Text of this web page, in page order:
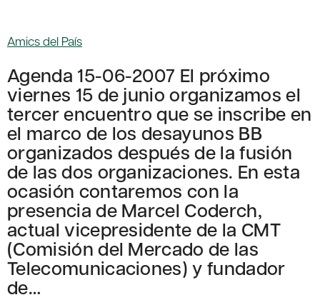
Amics del País
Agenda 15-06-2007 El próximo
viernes 15 de junio organizamos el
tercer encuentro que se inscribe en
el marco de los desayunos BB
organizados después de la fusión
de las dos organizaciones. En esta
ocasión contaremos con la
presencia de Marcel Coderch,
actual vicepresidente de la CMT
(Comisión del Mercado de las
Telecomunicaciones) y fundador
de…